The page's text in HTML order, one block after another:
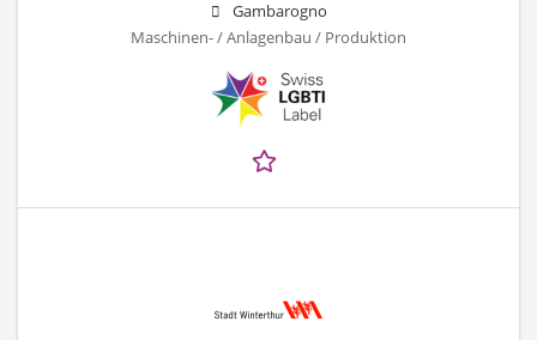
Gambarogno
Maschinen- / Anlagenbau / Produktion